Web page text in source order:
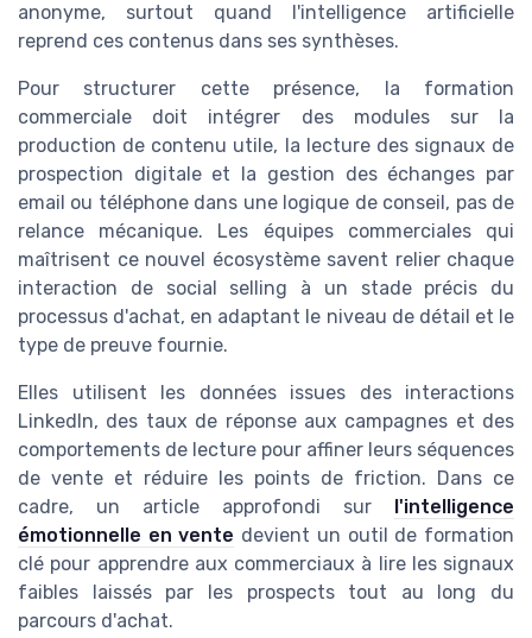
anonyme, surtout quand l'intelligence artificielle
reprend ces contenus dans ses synthèses.
Pour structurer cette présence, la formation
commerciale doit intégrer des modules sur la
production de contenu utile, la lecture des signaux de
prospection digitale et la gestion des échanges par
email ou téléphone dans une logique de conseil, pas de
relance mécanique. Les équipes commerciales qui
maîtrisent ce nouvel écosystème savent relier chaque
interaction de social selling à un stade précis du
processus d'achat, en adaptant le niveau de détail et le
type de preuve fournie.
Elles utilisent les données issues des interactions
LinkedIn, des taux de réponse aux campagnes et des
comportements de lecture pour affiner leurs séquences
de vente et réduire les points de friction. Dans ce
cadre, un article approfondi sur
l'intelligence
émotionnelle en vente devient un outil de formation
clé pour apprendre aux commerciaux à lire les signaux
faibles laissés par les prospects tout au long du
parcours d'achat.